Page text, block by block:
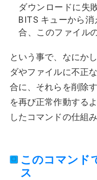
ダウンロードに失
BITS キューから
合、このファイル
という事で、なにか
ダやファイルに不正
合に、それらを削除
を再び正常作動する
したコマンドの仕組み
このコマンド
ス